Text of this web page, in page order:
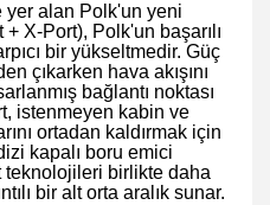
yer alan Polk'un yeni
X-Port), Polk'un başarılı
bir yükseltmedir. Güç
çıkarken hava akışını
bağlantı noktası
istenmeyen kabin ve
ortadan kaldırmak için
kapalı boru emici
teknolojileri birlikte daha
bir alt orta aralık sunar.